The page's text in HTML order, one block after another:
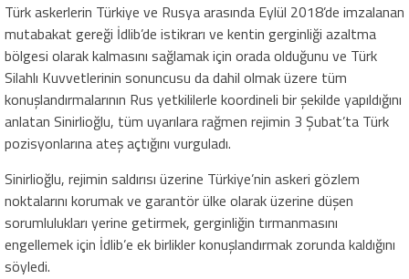
Türk askerlerin Türkiye ve Rusya arasında Eylül 2018’de imzalanan
mutabakat gereği İdlib’de istikrarı ve kentin gerginliği azaltma
bölgesi olarak kalmasını sağlamak için orada olduğunu ve Türk
Silahlı Kuvvetlerinin sonuncusu da dahil olmak üzere tüm
konuşlandırmalarının Rus yetkililerle koordineli bir şekilde yapıldığını
anlatan Sinirlioğlu, tüm uyarılara rağmen rejimin 3 Şubat’ta Türk
pozisyonlarına ateş açtığını vurguladı.
Sinirlioğlu, rejimin saldırısı üzerine Türkiye’nin askeri gözlem
noktalarını korumak ve garantör ülke olarak üzerine düşen
sorumlulukları yerine getirmek, gerginliğin tırmanmasını
engellemek için İdlib’e ek birlikler konuşlandırmak zorunda kaldığını
söyledi.